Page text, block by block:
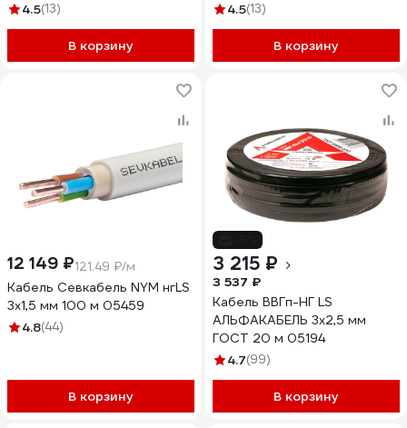
4.5(13)
В корзину
4.5(13)
В корзину
12 149 ₽121.49 ₽/м
Кабель Севкабель NYM нгLS
3х1,5 мм 100 м 05459
4.8(44)
В корзину
3 215 ₽
3 537 ₽
Кабель ВВГп-НГ LS
АЛЬФАКАБЕЛЬ 3х2,5 мм
ГОСТ 20 м 05194
4.7(99)
В корзину